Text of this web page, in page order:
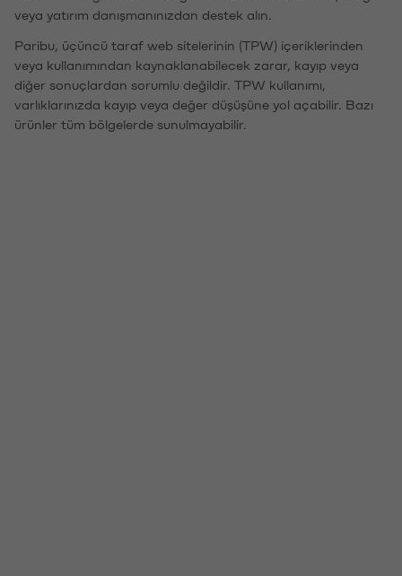
veya yatırım danışmanınızdan destek alın.
Paribu, üçüncü taraf web sitelerinin (TPW) içeriklerinden
veya kullanımından kaynaklanabilecek zarar, kayıp veya
diğer sonuçlardan sorumlu değildir. TPW kullanımı,
varlıklarınızda kayıp veya değer düşüşüne yol açabilir. Bazı
ürünler tüm bölgelerde sunulmayabilir.